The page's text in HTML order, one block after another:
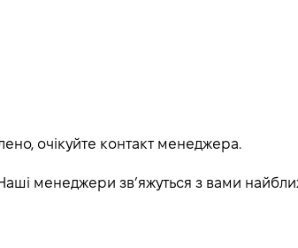
очікуйте контакт менеджера.
Наші менеджери зв’яжуться з вами